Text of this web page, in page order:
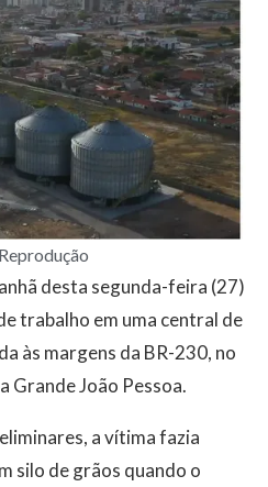
desta segunda-feira (27)
trabalho em uma central de
às margens da BR-230, no
Grande João Pessoa.
a vítima fazia
silo de grãos quando o